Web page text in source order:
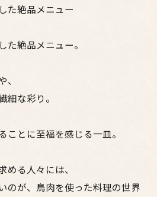
た絶品メニュー
た絶品メニュー。
細な彩り。
ことに至福を感じる一皿。
める人々には、
のが、鳥肉を使った料理の世界